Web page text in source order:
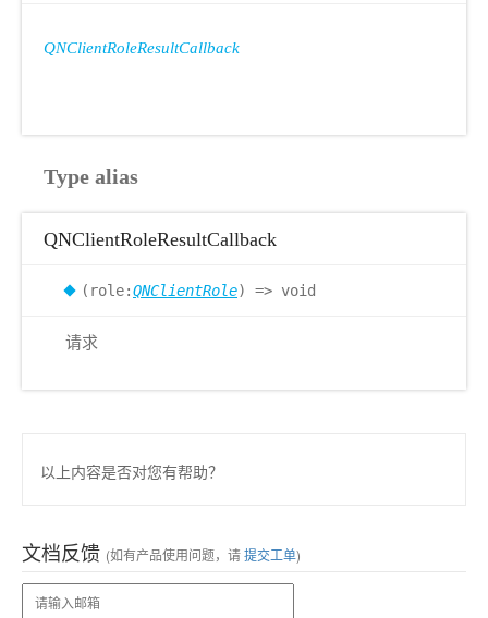
QNClientRoleResultCallback
Type alias
QNClientRoleResultCallback
(role:QNClientRole) => void
请求
以上内容是否对您有帮助？
文档反馈 (如有产品使用问题，请提交工单)